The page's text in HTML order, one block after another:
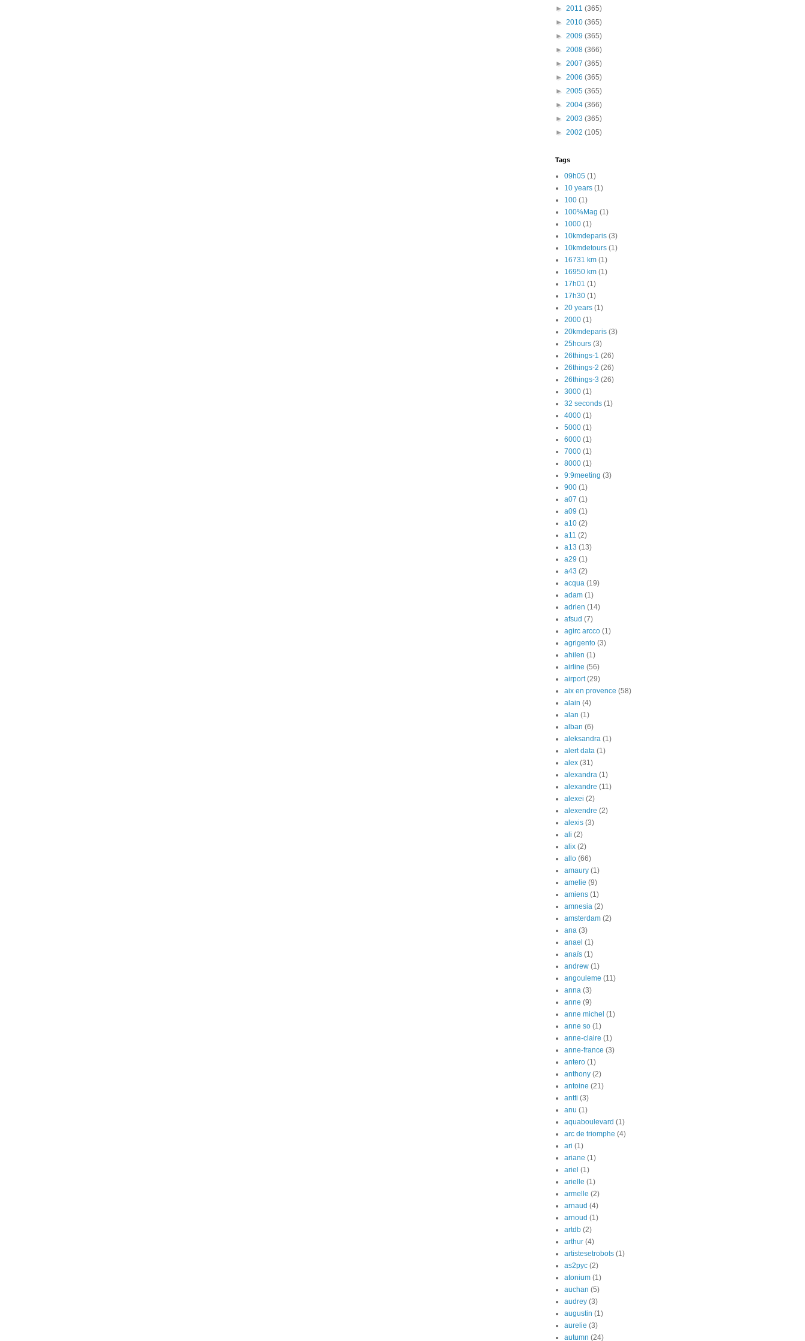
► 2011 (365)
► 2010 (365)
► 2009 (365)
► 2008 (366)
► 2007 (365)
► 2006 (365)
► 2005 (365)
► 2004 (366)
► 2003 (365)
► 2002 (105)
Tags
09h05 (1)
10 years (1)
100 (1)
100%Mag (1)
1000 (1)
10kmdeparis (3)
10kmdetours (1)
16731 km (1)
16950 km (1)
17h01 (1)
17h30 (1)
20 years (1)
2000 (1)
20kmdeparis (3)
25hours (3)
26things-1 (26)
26things-2 (26)
26things-3 (26)
3000 (1)
32 seconds (1)
4000 (1)
5000 (1)
6000 (1)
7000 (1)
8000 (1)
9:9meeting (3)
900 (1)
a07 (1)
a09 (1)
a10 (2)
a11 (2)
a13 (13)
a29 (1)
a43 (2)
acqua (19)
adam (1)
adrien (14)
afsud (7)
agirc arcco (1)
agrigento (3)
ahilen (1)
airline (56)
airport (29)
aix en provence (58)
alain (4)
alan (1)
alban (6)
aleksandra (1)
alert data (1)
alex (31)
alexandra (1)
alexandre (11)
alexei (2)
alexendre (2)
alexis (3)
ali (2)
alix (2)
allo (66)
amaury (1)
amelie (9)
amiens (1)
amnesia (2)
amsterdam (2)
ana (3)
anael (1)
anaïs (1)
andrew (1)
angouleme (11)
anna (3)
anne (9)
anne michel (1)
anne so (1)
anne-claire (1)
anne-france (3)
antero (1)
anthony (2)
antoine (21)
antti (3)
anu (1)
aquaboulevard (1)
arc de triomphe (4)
ari (1)
ariane (1)
ariel (1)
arielle (1)
armelle (2)
arnaud (4)
arnoud (1)
artdb (2)
arthur (4)
artistesetrobots (1)
as2pyc (2)
atonium (1)
auchan (5)
audrey (3)
augustin (1)
aurelie (3)
autumn (24)